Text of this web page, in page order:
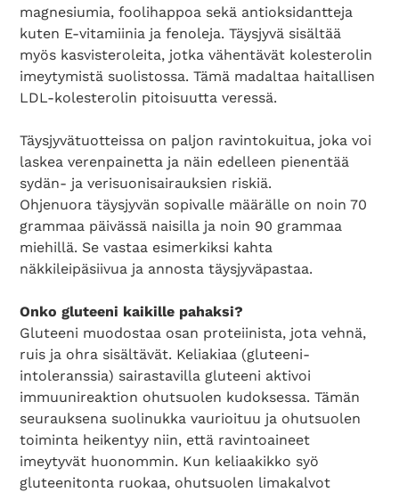
magnesiumia, foolihappoa sekä antioksidantteja
kuten E-vitamiinia ja fenoleja. Täysjyvä sisältää
myös kasvisteroleita, jotka vähentävät kolesterolin
imeytymistä suolistossa. Tämä madaltaa haitallisen
LDL-kolesterolin pitoisuutta veressä.
Täysjyvätuotteissa on paljon ravintokuitua, joka voi
laskea verenpainetta ja näin edelleen pienentää
sydän- ja verisuonisairauksien riskiä.
Ohjenuora täysjyvän sopivalle määrälle on noin 70
grammaa päivässä naisilla ja noin 90 grammaa
miehillä. Se vastaa esimerkiksi kahta
näkkileipäsiivua ja annosta täysjyväpastaa.
Onko gluteeni kaikille pahaksi?
Gluteeni muodostaa osan proteiinista, jota vehnä,
ruis ja ohra sisältävät. Keliakiaa (gluteeni-
intoleranssia) sairastavilla gluteeni aktivoi
immuunireaktion ohutsuolen kudoksessa. Tämän
seurauksena suolinukka vaurioituu ja ohutsuolen
toiminta heikentyy niin, että ravintoaineet
imeytyvät huonommin. Kun keliaakikko syö
gluteenitonta ruokaa, ohutsuolen limakalvot